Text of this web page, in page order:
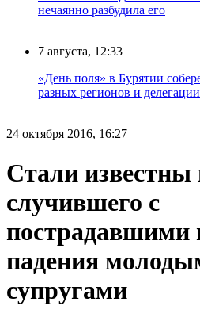
нечаянно разбудила его
7 августа, 12:33
«День поля» в Бурятии
разных регионов и
24 октября 2016, 16:27
Стали известны
случившего с
пострадавшими
падения
супругами